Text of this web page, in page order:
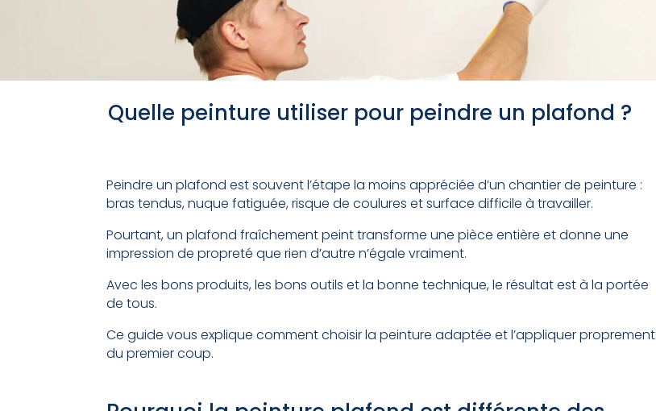
Quelle peinture utiliser pour peindre un plafond ?
Peindre un plafond est souvent l’étape la moins appréciée d’un chantier de peinture :
bras tendus, nuque fatiguée, risque de coulures et surface difficile à travailler.
Pourtant, un plafond fraîchement peint transforme une pièce entière et donne une
impression de propreté que rien d’autre n’égale vraiment.
Avec les bons produits, les bons outils et la bonne technique, le résultat est à la portée
de tous.
Ce guide vous explique comment choisir la peinture adaptée et l’appliquer proprement
du premier coup.